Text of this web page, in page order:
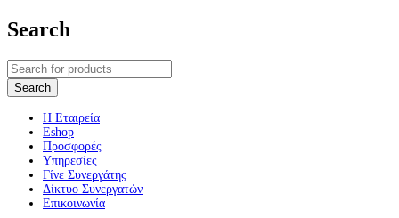
Search
Η Εταιρεία
Eshop
Προσφορές
Υπηρεσίες
Γίνε Συνεργάτης
Δίκτυο Συνεργατών
Επικοινωνία